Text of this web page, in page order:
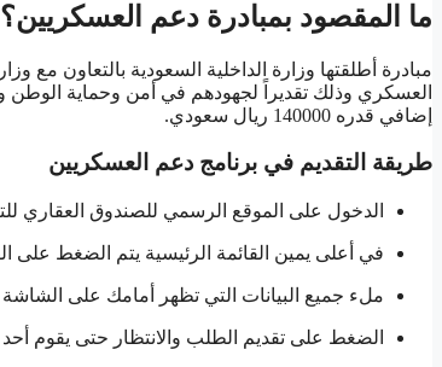
ما المقصود بمبادرة دعم العسكريين؟
مبادرة أطلقتها وزارة الداخلية السعودية بالتعاون
العسكري وذلك تقديراً لجهودهم في أمن وحماية
إضافي قدره 140000 ريال سعودي.
طريقة التقديم في برنامج دعم العسكريين
الدخول على الموقع الرسمي للصندوق العقاري
في أعلى يمين القائمة الرئيسية يتم الضغط على
ملء جميع البيانات التي تظهر أمامك على
الضغط على تقديم الطلب والانتظار حتى يقوم